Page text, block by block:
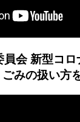
員会 新型コ
みの扱い方